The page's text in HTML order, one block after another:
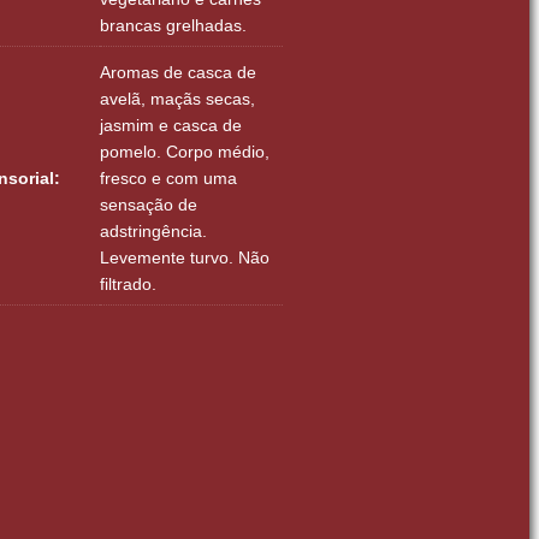
brancas grelhadas.
Aromas de casca de
avelã, maçãs secas,
jasmim e casca de
pomelo. Corpo médio,
fresco e com uma
sensação de
adstringência.
Levemente turvo. Não
filtrado.